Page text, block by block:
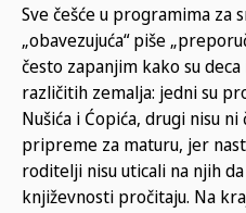
Sve češće u programima za
„obavezujuća“ piše
često zapanjim kako su
različitih zemalja: jedni su
Nušića i Ćopića, drugi nisu
pripreme za maturu, jer
roditelji nisu uticali na njih
književnosti pročitaju. Na